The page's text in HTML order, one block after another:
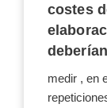
costes
medir , en